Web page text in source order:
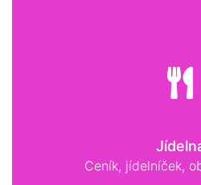
Ceník, jídelníček,